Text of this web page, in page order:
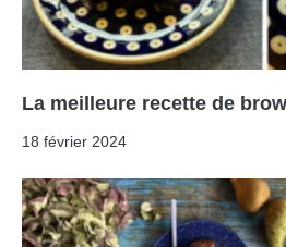
La meilleure recette de
18 février 2024